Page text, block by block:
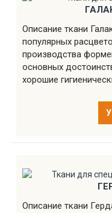
Описание ткани
популярных
производства
основных
хорошие
Описание ткани